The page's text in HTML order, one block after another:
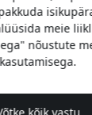
kaitse
meie
nõustute
kasutamisega.